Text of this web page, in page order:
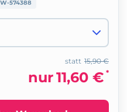
W-574388
15,90 €
statt
nur11,60 € *